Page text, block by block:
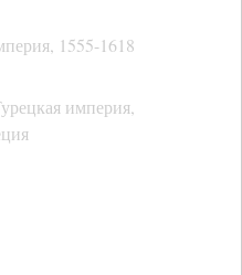
1555-1618
империя,